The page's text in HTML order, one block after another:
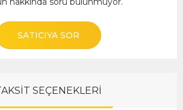
SATICIYA SOR
SEÇENEKLERİ